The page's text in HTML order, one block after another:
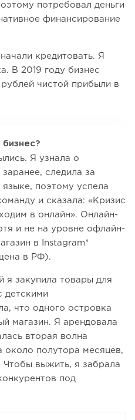
потребовал деньги
финансирование
кредитовать. Я
В 2019 году бизнес
чистой прибыли в
бизнес?
Я узнала о
следила за
поэтому успела
и сказала: «Кризис
в онлайн». Онлайн-
и не на уровне офлайн-
в Instagram*
в РФ).
я закупила товары для
детскими
что одного островка
магазин. Я арендовала
вторая волна
около полутора месяцев,
Чтобы выжить, я забрала
под